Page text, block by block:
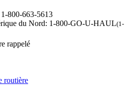
800-663-5613
du Nord: 1-800-GO-U-HAUL(1-
rappelé
routière